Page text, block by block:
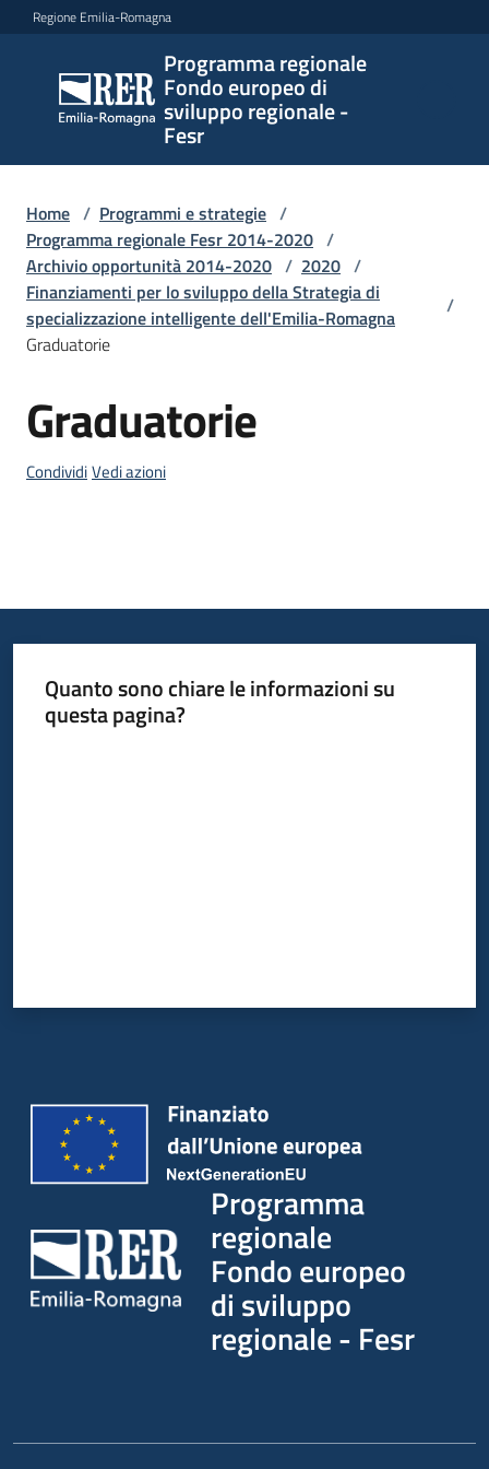
Vai al contenuto
Vai alla navigazione
Vai al footer
Regione Emilia-Romagna
Programma regionale
Fondo europeo di
sviluppo regionale -
Fesr
Programma
regionale
Fondo
europeo di
regionale -
Fesr
Novità
Programmi
strategie
attività
su
Home / Programmi e strategie /
Programma regionale Fesr 2014-2020 /
Archivio opportunità 2014-2020 / 2020 /
Finanziamenti per lo sviluppo della Strategia di
specializzazione intelligente dell'Emilia-Romagna
/
Graduatorie
Salta al contenuto
Graduatorie
CondividiVedi azioni
Quanto sono chiare le informazioni su
questa pagina?
Programma
regionale
Fondo europeo
di sviluppo
regionale - Fesr